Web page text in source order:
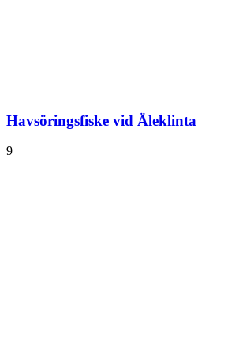
Havsöringsfiske vid Äleklinta
9